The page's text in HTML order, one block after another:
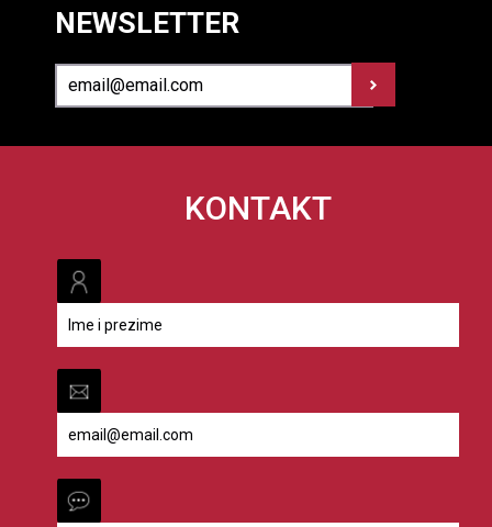
NEWSLETTER
KONTAKT